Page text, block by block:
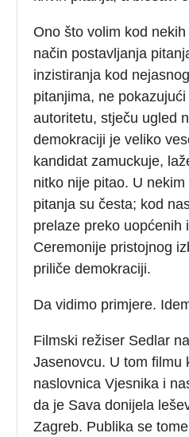
Ono što volim kod
način postavljanja
inzistiranja kod
pitanjima, ne
autoritetu, stječu ugled
demokraciji je veliko
kandidat zamuckuje,
nitko nije pitao. U
pitanja su česta; kod
prelaze preko uopćenih
Ceremonije pristojnog
priliče demokraciji.
Da vidimo primjere.
Filmski režiser Sedlar
Jasenovcu. U tom filmu
naslovnica Vjesnika i
da je Sava donijela
Zagreb. Publika se